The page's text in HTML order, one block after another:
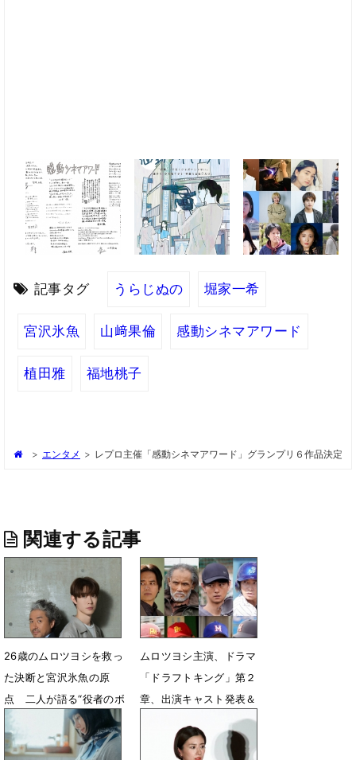
記事タグ うらじぬの 堀家一希
宮沢氷魚 山﨑果倫 感動シネマアワード
植田雅 福地桃子
> エンタメ > レプロ主催「感動シネマアワード」グランプリ６作品決定
関連する記事
26歳のムロツヨシを救っ
た決断と宮沢氷魚の原
点 二人が語る“役者のボ
ーダーライン”
5月15日 07時00分
ムロツヨシ主演、ドラマ
「ドラフトキング」第２
章、出演キャスト発表＆
3月15日 12時25分